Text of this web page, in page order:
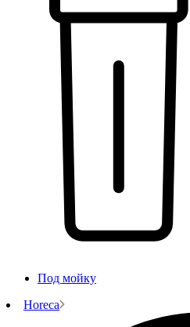
Под мойку
Horeca